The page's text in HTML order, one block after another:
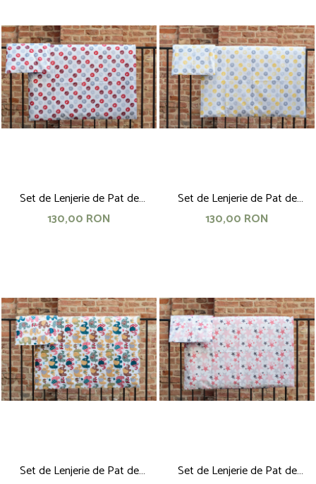
Set de Lenjerie de Pat de
Bumbac, 140x100 cm, sfere rosii
130,00 RON
Set de Lenjerie de Pat de
Bumbac, 140x100 cm, sfere
130,00 RON
Set de Lenjerie de Pat de
Set de Lenjerie de Pat de